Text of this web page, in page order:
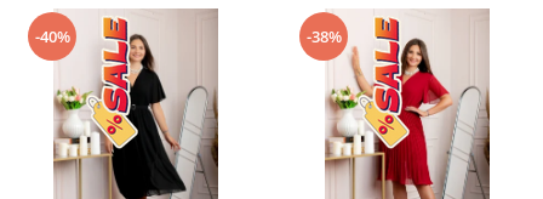
-40% -38%